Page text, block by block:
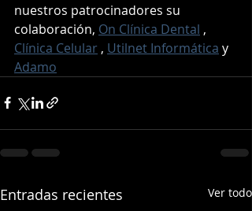
nuestros patrocinadores su
colaboración, On Clínica Dental ,
Clínica Celular , Utilnet Informática y
Adamo
Entradas recientes Ver todo